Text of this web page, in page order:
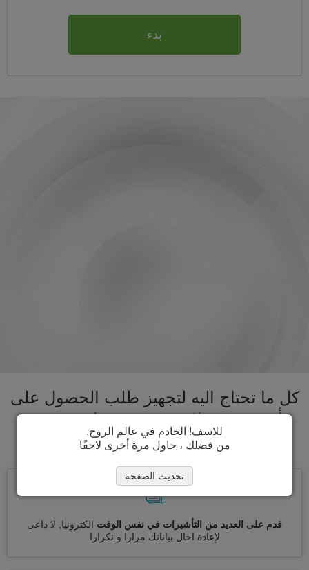
بدء
كل ما تحتاج اليه لتجهيز طلب الحصول على
تأشيرة فنزويلا تحت سقف واحد. تسريع
عملية الحصول على تأشيرة فنزويلا
قدم على العديد من التأشيرات في نفس الوقت الكترونيا, لا داعى
لإعادة اخال بياناتك مرارا و تكرارا
للاسف! الخادم في عالم الروح.
من فضلك ، حاول مرة أخرى لاحقًا
تحديث الصفحة